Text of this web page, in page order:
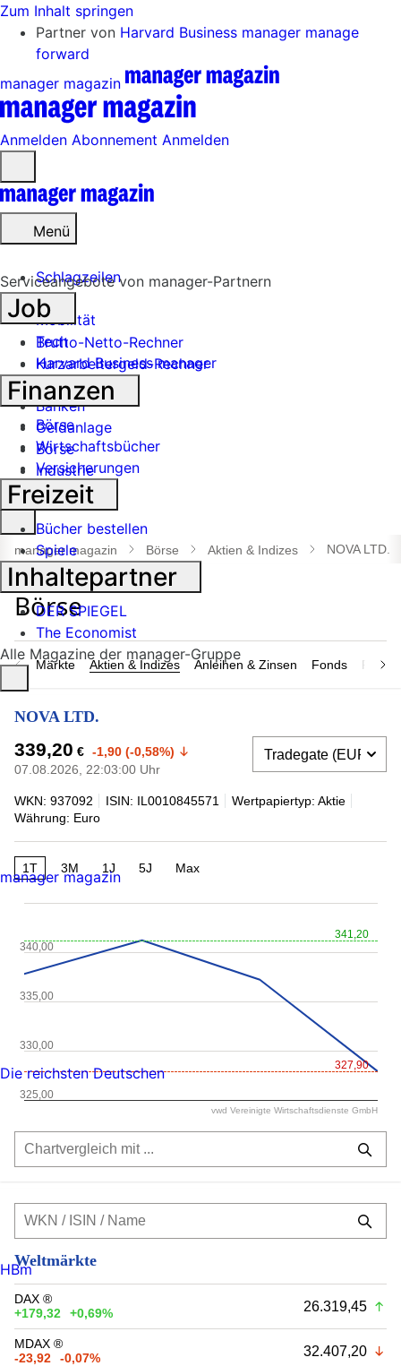
Zum Inhalt springen
Partner von Harvard Business manager manage
forward
manager magazin
Anmelden Abonnement Anmelden
öffnen
Menü
Schlagzeilen
Mobilität
Tech
Harvard Business manager
Handel
Banken
Geldanlage
Börse
Industrie
Suche
öffnen
manager magazin Börse Aktien & Indizes NOVA LTD.
Märkte Aktien & Indizes Anleihen & Zinsen Fonds
NOVA LTD.
339,20 € -1,90 (-0,58%)
07.08.2026, 22:03:00 Uhr
WKN: 937092 ISIN: IL0010845571
Wertpapiertyp: Aktie
Währung: Euro
1T 3M 1J 5J Max
341,20
327,90
325,00
330,00
335,00
340,00
vwd Vereinigte Wirtschaftsdienste GmbH
Weltmärkte
DAX ®
+179,32
+0,69% 26.319,45
MDAX ®
-23,92
-0,07% 32.407,20
Serviceangebote von manager-Partnern
Job
Brutto-Netto-Rechner
Kurzarbeitergeld-Rechner
Finanzen
Börse
Wirtschaftsbücher
Versicherungen
Freizeit
Bücher bestellen
Spiele
Inhaltepartner
DER SPIEGEL
The Economist
Alle Magazine der manager-Gruppe
manager magazin
Die reichsten Deutschen
HBm